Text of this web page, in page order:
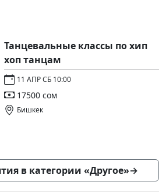
Танцевальные классы по хип
хоп танцам
11 АПР СБ 10:00
17500 сом
Бишкек
в категории «Другое»→